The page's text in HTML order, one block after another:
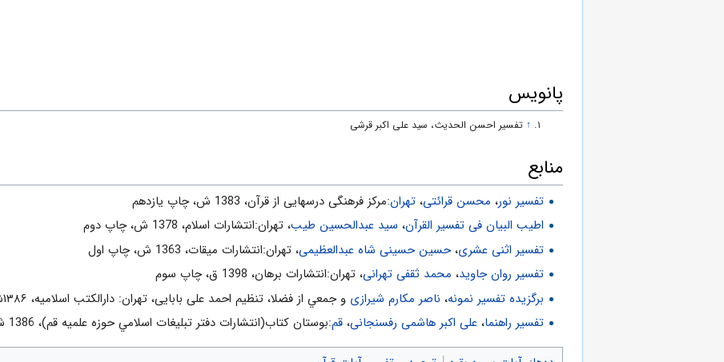
پانویس
↑ تفسیر احسن الحدیث، سید علی اکبر قرشی
منابع
تفسیر نور، محسن قرائتی، تهران:مركز فرهنگى درسهايى از قرآن، 1383 ش، چاپ يازدهم
اطیب البیان فی تفسیر القرآن‌، سید عبدالحسین طیب، تهران:انتشارات اسلام‌، 1378 ش‌، چاپ دوم‌
تفسیر اثنی عشری،حسین حسینی شاه عبدالعظیمی، تهران:انتشارات ميقات، 1363 ش، چاپ اول
تفسیر روان جاوید، محمد ثقفی تهرانی، تهران:انتشارات برهان، 1398 ق، چاپ سوم
برگزیده تفسیر نمونه، ناصر مکارم شیرازی و جمعي از فضلا، تنظیم احمد علی بابایی، تهران: دارالکتب اسلامیه، ۱۳۸۶ش
تفسیر راهنما، علی اکبر هاشمی رفسنجانی، قم:بوستان كتاب(انتشارات دفتر تبليغات اسلامي حوزه علميه قم)، 1386 ش‌، چاپ پنجم‌